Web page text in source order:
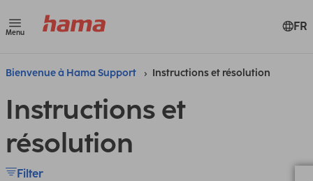
Menu FR
Bienvenue à Hama Support Instructions et résolution
Instructions et
résolution
Filter